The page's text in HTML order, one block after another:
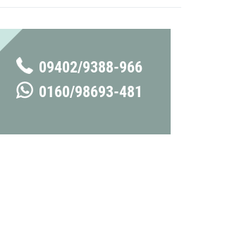
09402/9388-966
0160/98693-481